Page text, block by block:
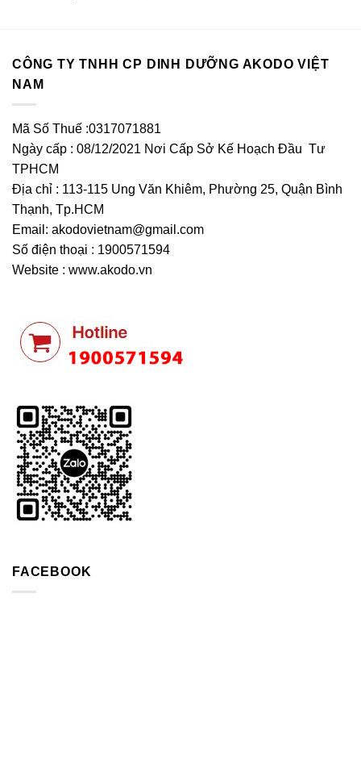
CÔNG TY TNHH CP DINH DƯỠNG AKODO VIỆT
NAM
Mã Số Thuế :0317071881
Ngày cấp : 08/12/2021 Nơi Cấp Sở Kế Hoạch Đầu Tư
TPHCM
Địa chỉ : 113-115 Ung Văn Khiêm, Phường 25, Quận Bình
Thạnh, Tp.HCM
Email: akodovietnam@gmail.com
Số điện thoại : 1900571594
Website : www.akodo.vn
FACEBOOK